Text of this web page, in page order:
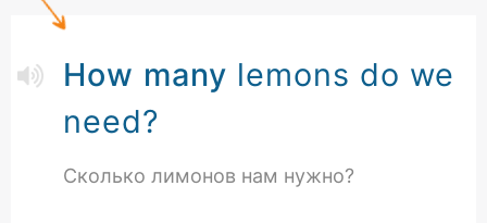
How many lemons do we
need?
Сколько лимонов нам нужно?